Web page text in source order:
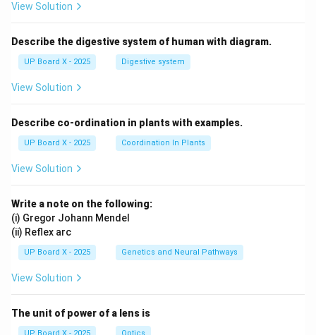
View Solution
Describe the digestive system of human with diagram.
UP Board X - 2025 Digestive system
View Solution
Describe co-ordination in plants with examples.
UP Board X - 2025 Coordination In Plants
View Solution
Write a note on the following:
(i) Gregor Johann Mendel
(ii) Reflex arc
UP Board X - 2025 Genetics and Neural Pathways
View Solution
The unit of power of a lens is